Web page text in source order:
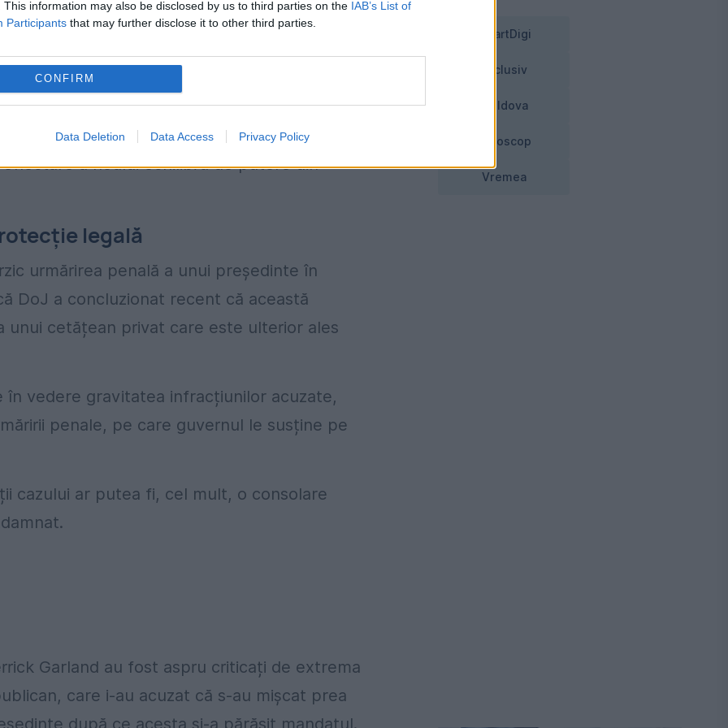
This information may also be disclosed by us to third parties on the IAB’s List of
Participants that may further disclose it to other third parties.
CONFIRM
Data Deletion Data Access Privacy Policy
capăt fără ceremonie „deturnării politice” a
au eliminat mare parte din dramatismul
a noului echilibru de putere din
legală
urmărirea penală a unui președinte în
DoJ a concluzionat recent că această
unui cetățean privat care este ulterior ales
în vedere gravitatea infracțiunilor acuzate,
penale, pe care guvernul le susține pe
cazului ar putea fi, cel mult, o consolare
Garland au fost aspru criticați de extrema
care i-au acuzat că s-au mișcat prea
SmartDigi
Exclusiv
Moldova
Horoscop
Vremea